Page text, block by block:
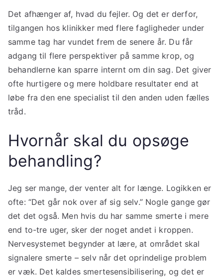
Det afhænger af, hvad du fejler. Og det er derfor,
tilgangen hos klinikker med flere fagligheder under
samme tag har vundet frem de senere år. Du får
adgang til flere perspektiver på samme krop, og
behandlerne kan sparre internt om din sag. Det giver
ofte hurtigere og mere holdbare resultater end at
løbe fra den ene specialist til den anden uden fælles
tråd.
Hvornår skal du opsøge
behandling?
Jeg ser mange, der venter alt for længe. Logikken er
ofte: “Det går nok over af sig selv.” Nogle gange gør
det det også. Men hvis du har samme smerte i mere
end to-tre uger, sker der noget andet i kroppen.
Nervesystemet begynder at lære, at området skal
signalere smerte – selv når det oprindelige problem
er væk. Det kaldes smertesensibilisering, og det er